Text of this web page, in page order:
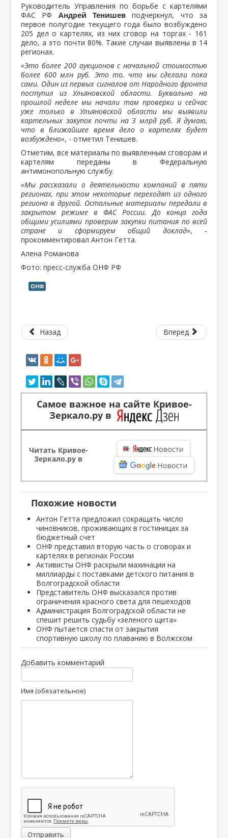
Руководитель Управления по борьбе с картелями
ФАС РФ Андрей Тенишев подчеркнул, что за
первое полугодие текущего года было возбуждено
205 дел о картелях, из них сговор на торгах - 161
дело, а это почти 80%. Такие случаи выявлены в 14
регионах.
«Это более 200 аукционов с начальной стоимостью
более 600 млн руб. Это то, что мы сделали пока
сами. Один из первых сигналов от Народного фронта
поступил из Ульяновской области. Буквально на
прошлой неделе мы начали там проверки и сейчас
уже только в Ульяновской области мы выявили
картельных закупок почти на 3 млрд руб. Я думаю,
что в ближайшее время дело о картелях будет
возбуждено», - отметил Тенишев.
Отметим, все материалы по выявленным сговорам и
картелям переданы в Федеральную
антимонопольную службу.
«Мы рассказали о деятельности компаний в пяти
регионах, при этом некоторые переходят из одного
региона в другой. Остальные материалы передали в
закрытом режиме в ФАС России. До конца года
общими усилиями проверим закупки питания по всей
стране и сформируем общий доклад», -
прокомментировал Антон Гетта.
Алена Романова
Фото: пресс-служба ОНФ РФ
ОНФ
Назад Вперед
Самое важное на сайте Кривое-
Зеркало.ру в
Читать Кривое-
Зеркало.ру в
Похожие новости
Антон Гетта предложил сокращать число
чиновников, проживающих в гостиницах за
бюджетный счет
ОНФ представил вторую часть о сговорах и
картелях в регионах России
Активисты ОНФ раскрыли махинации на
миллиарды с поставками детского питания в
Волгоградской области
Представитель ОНФ высказался против
ограничения красного света для пешеходов
Администрация Волгоградской области не
спешит решить судьбу «зеленого щита»
ОНФ пытается спасти от закрытия
спортивную школу по плаванию в Волжском
Добавить комментарий
Имя (обязательное)
Отправить